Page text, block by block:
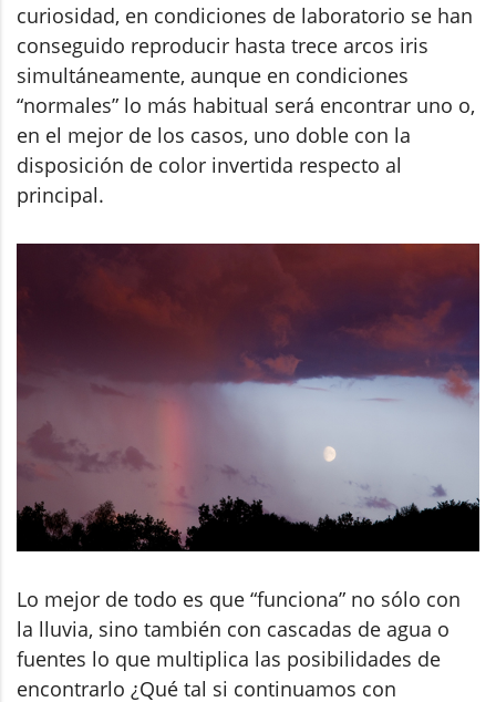
curiosidad, en condiciones de laboratorio se han
conseguido reproducir hasta trece arcos iris
simultáneamente, aunque en condiciones
“normales” lo más habitual será encontrar uno o,
en el mejor de los casos, uno doble con la
disposición de color invertida respecto al
principal.
Lo mejor de todo es que “funciona” no sólo con
la lluvia, sino también con cascadas de agua o
fuentes lo que multiplica las posibilidades de
encontrarlo ¿Qué tal si continuamos con